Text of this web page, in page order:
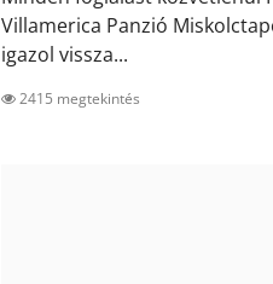
Villamerica Panzió
igazol vissza...
2415 megtekintés